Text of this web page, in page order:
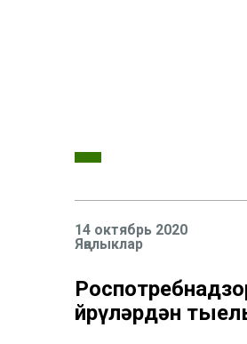
14 октябрь 2020
Яңалыклар
йөрүләрдән